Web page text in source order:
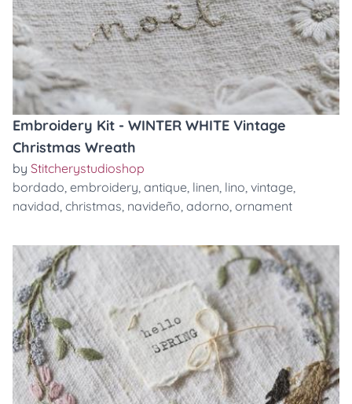
Embroidery Kit - WINTER WHITE Vintage
Christmas Wreath
by Stitcherystudioshop
bordado, embroidery, antique, linen, lino, vintage,
navidad, christmas, navideño, adorno, ornament